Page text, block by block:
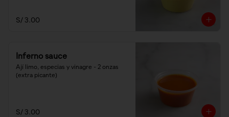
S/ 3.00
Inferno sauce
Ají limo, especias y vinagre - 2 onzas
(extra picante)
S/ 3.00